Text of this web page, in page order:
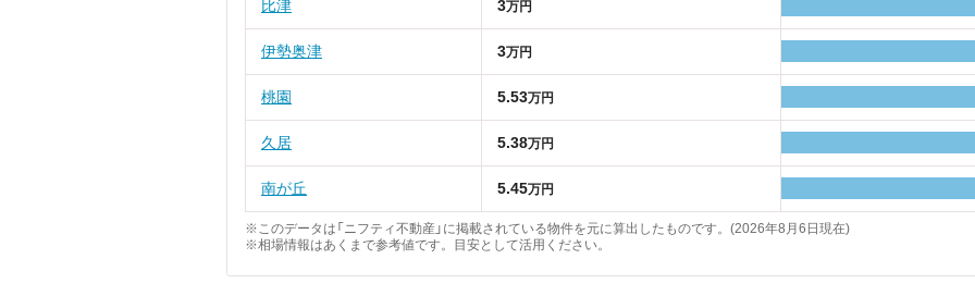
比津 3万円
伊勢奥津 3万円
桃園 5.53万円
久居 5.38万円
南が丘 5.45万円
※このデータは「ニフティ不動産」に掲載されている物件を元に算出したものです。(2026年8月6日現在)
※相場情報はあくまで参考値です。目安として活用ください。